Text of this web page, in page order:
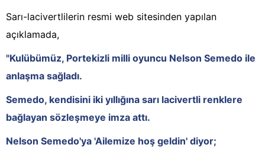
Sarı-lacivertlilerin resmi web sitesinden yapılan
açıklamada,
"Kulübümüz, Portekizli milli oyuncu Nelson Semedo ile
anlaşma sağladı.
Semedo, kendisini iki yıllığına sarı lacivertli renklere
bağlayan sözleşmeye imza attı.
Nelson Semedo'ya 'Ailemize hoş geldin' diyor;